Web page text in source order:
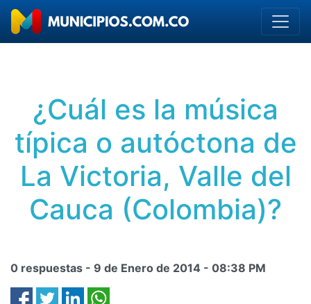
¿Cuál es la música
típica o autóctona de
La Victoria, Valle del
Cauca (Colombia)?
0 respuestas - 9 de Enero de 2014 - 08:38 PM